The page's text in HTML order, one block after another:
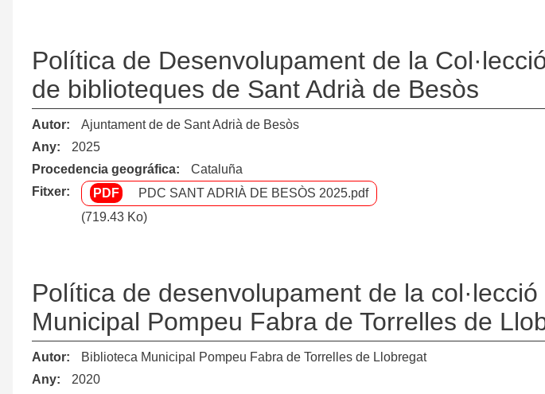
Política de Desenvolupament de la
de biblioteques de Sant Adrià de Besòs
Autor
Ajuntament de de Sant Adrià de Besòs
Any
2025
Procedencia geográfica
Cataluña
Fitxer
PDC SANT ADRIÀ DE BESÒS 2025.pdf
(719.43 Ko)
Política de desenvolupament de la
Municipal Pompeu Fabra de Torrelles de
Autor
Biblioteca Municipal Pompeu Fabra de Torrelles de Llobregat
Any
2020